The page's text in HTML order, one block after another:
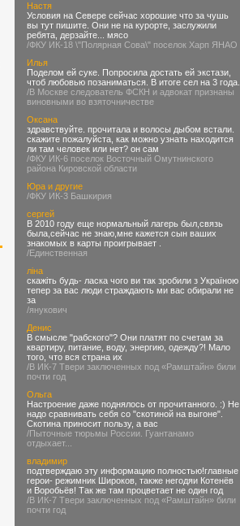
Настя
Условия на Севере сейчас хорошие что за чушь
вы тут пишите. Они не на курорте, заслужили
ребята, дерзайте... мясо
/ФКУ ИК-18 \"Полярная Сова\" поселок Харп ЯНАО
Илья
Поделом ей суке. Попросила достать ей экстази,
чтоб любовью позаниматься. В итоге сел на 3 года.
/В Москве следователь ФСКН и адвокат признаны
виновными во взяточничестве
Оксана
здравствуйте. прочитала и волосы дыбом встали.
скажите пожалуйста, как можно узнать находится
ли там человек или нет? он сам
/ФКУ ИК-6 поселок Восточный Омутнинского
района Кировской области
Юра и другие
/ФКУ ИК-3 Башкирия
сергей
В 2010 году еще нормальный лагерь был,связь
была,сейчас не знаю,мне кажется сын ваших
знакомых в карты проигрывает .
/Единственная
ліна
скажіть будь- ласка чого ви так зробили з Україною
тепер за вас люди страждають ми вас обирали не
за
/янукович
Денис
В смысле "рабского"? Они платят по счетам за
квартиру, питание, воду, энергию, одежду?! Мало
того, что вся страна их
/В ИК-7 Твери заключенных под «Рамштайн» били
почти год
Ольга
Настроение даже поднялось от прочитанного. :) Не
надо сравнивать себя со "скотиной на выгоне".
Скотина приносит пользу, а вас
/Пыточные тюрьмы России. Гуантанамо
отдыхает...
владимир
подтверждаю эту информацию полностью!главные
герои- режимник Широков, также негодяи Котенёв
и Воробьёв! Так же там процветает не один год
/В ИК-7 Твери заключенных под «Рамштайн» били
почти год